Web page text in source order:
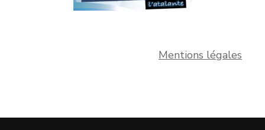
Mentions légales